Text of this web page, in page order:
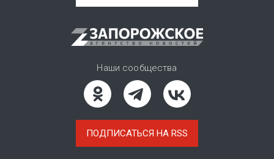
Наши сообщества
ПОДПИСАТЬСЯ НА RSS